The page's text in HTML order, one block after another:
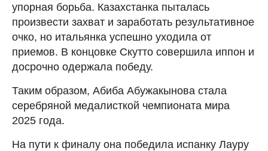
упорная борьба. Казахстанка пыталась
произвести захват и заработать результативное
очко, но итальянка успешно уходила от
приемов. В концовке Скутто совершила иппон и
досрочно одержала победу.
Таким образом, Абиба Абужакынова стала
серебряной медалисткой чемпионата мира
2025 года.
На пути к финалу она победила испанку Лауру